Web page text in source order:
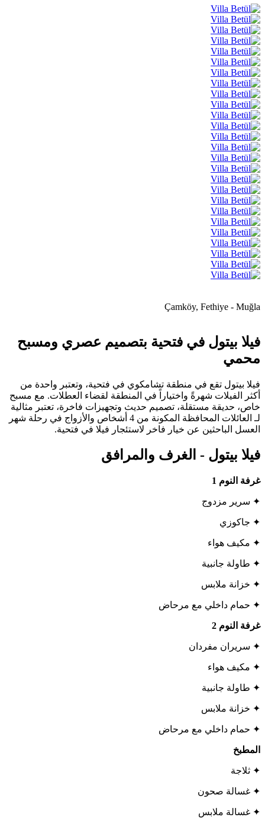
Çamköy, Fethiye - Muğla
فيلا بيتول في فتحية بتصميم عصري ومسبح
محمي
فيلا بيتول تقع في منطقة تشامكوي في فتحية، وتعتبر واحدة من
أكثر الفيلات شهرةً واختياراً في المنطقة لقضاء العطلات. مع مسبح
خاص، حديقة مستقلة، تصميم حديث وتجهيزات فاخرة، تعتبر مثالية
لـ العائلات المحافظة المكونة من 4 أشخاص والأزواج في رحلة شهر
العسل الباحثين عن خيار فاخر لاستئجار فيلا في فتحية.
فيلا بيتول - الغرف والمرافق
غرفة النوم 1
✦ سرير مزدوج
✦ جاكوزي
✦ مكيف هواء
✦ طاولة جانبية
✦ خزانة ملابس
✦ حمام داخلي مع مرحاض
غرفة النوم 2
✦ سريران مفردان
✦ مكيف هواء
✦ طاولة جانبية
✦ خزانة ملابس
✦ حمام داخلي مع مرحاض
المطبخ
✦ ثلاجة
✦ غسالة صحون
✦ غسالة ملابس